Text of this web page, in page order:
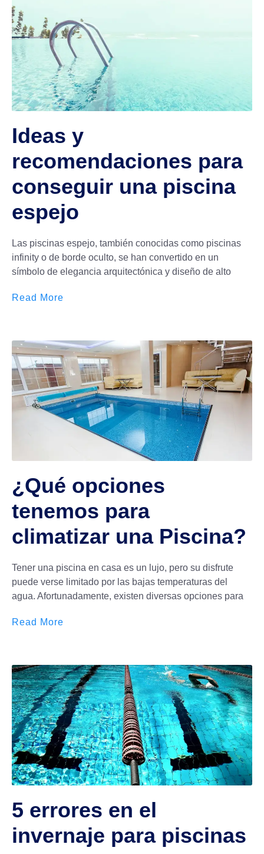
Ideas y
recomendaciones para
conseguir una piscina
espejo
Las piscinas espejo, también conocidas como piscinas
infinity o de borde oculto, se han convertido en un
símbolo de elegancia arquitectónica y diseño de alto
Read More
¿Qué opciones
tenemos para
climatizar una Piscina?
Tener una piscina en casa es un lujo, pero su disfrute
puede verse limitado por las bajas temperaturas del
agua. Afortunadamente, existen diversas opciones para
Read More
5 errores en el
invernaje para piscinas